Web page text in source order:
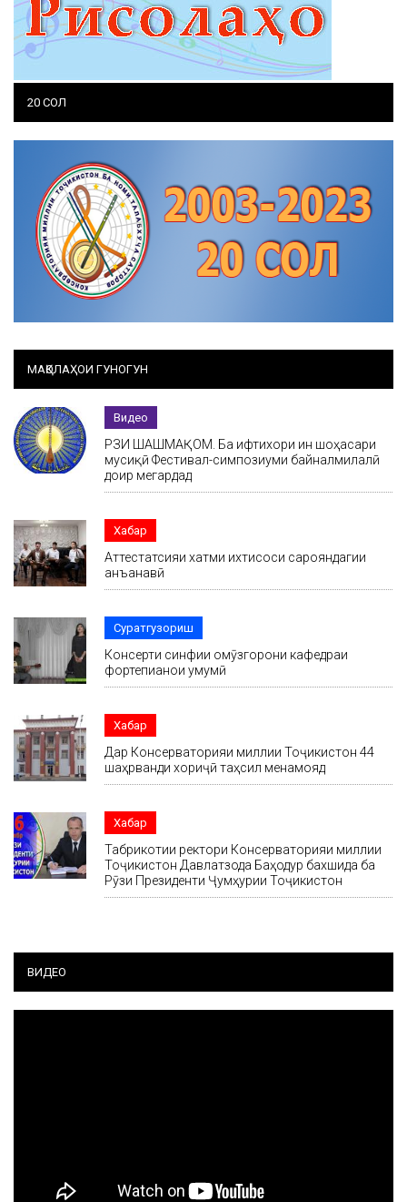
20 СОЛ
МАҚОЛАҲОИ ГУНОГУН
Видео
РӮЗИ ШАШМАҚОМ. Ба ифтихори ин шоҳасари
мусиқӣ Фестивал-симпозиуми байналмилалӣ
доир мегардад
Хабар
Аттестатсияи хатми ихтисоси сарояндагии
анъанавӣ
Суратгузориш
Консерти синфии омӯзгорони кафедраи
фортепианои умумӣ
Хабар
Дар Консерваторияи миллии Тоҷикистон 44
шаҳрванди хориҷӣ таҳсил менамояд
Хабар
Табрикотии ректори Консерваторияи миллии
Тоҷикистон Давлатзода Баҳодур бахшида ба
Рӯзи Президенти Ҷумҳурии Тоҷикистон
ВИДЕО